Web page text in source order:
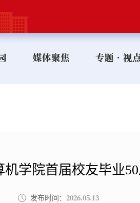
媒体聚焦 专题•视
机学院首届校友毕业
发布时间： 2026.05.13